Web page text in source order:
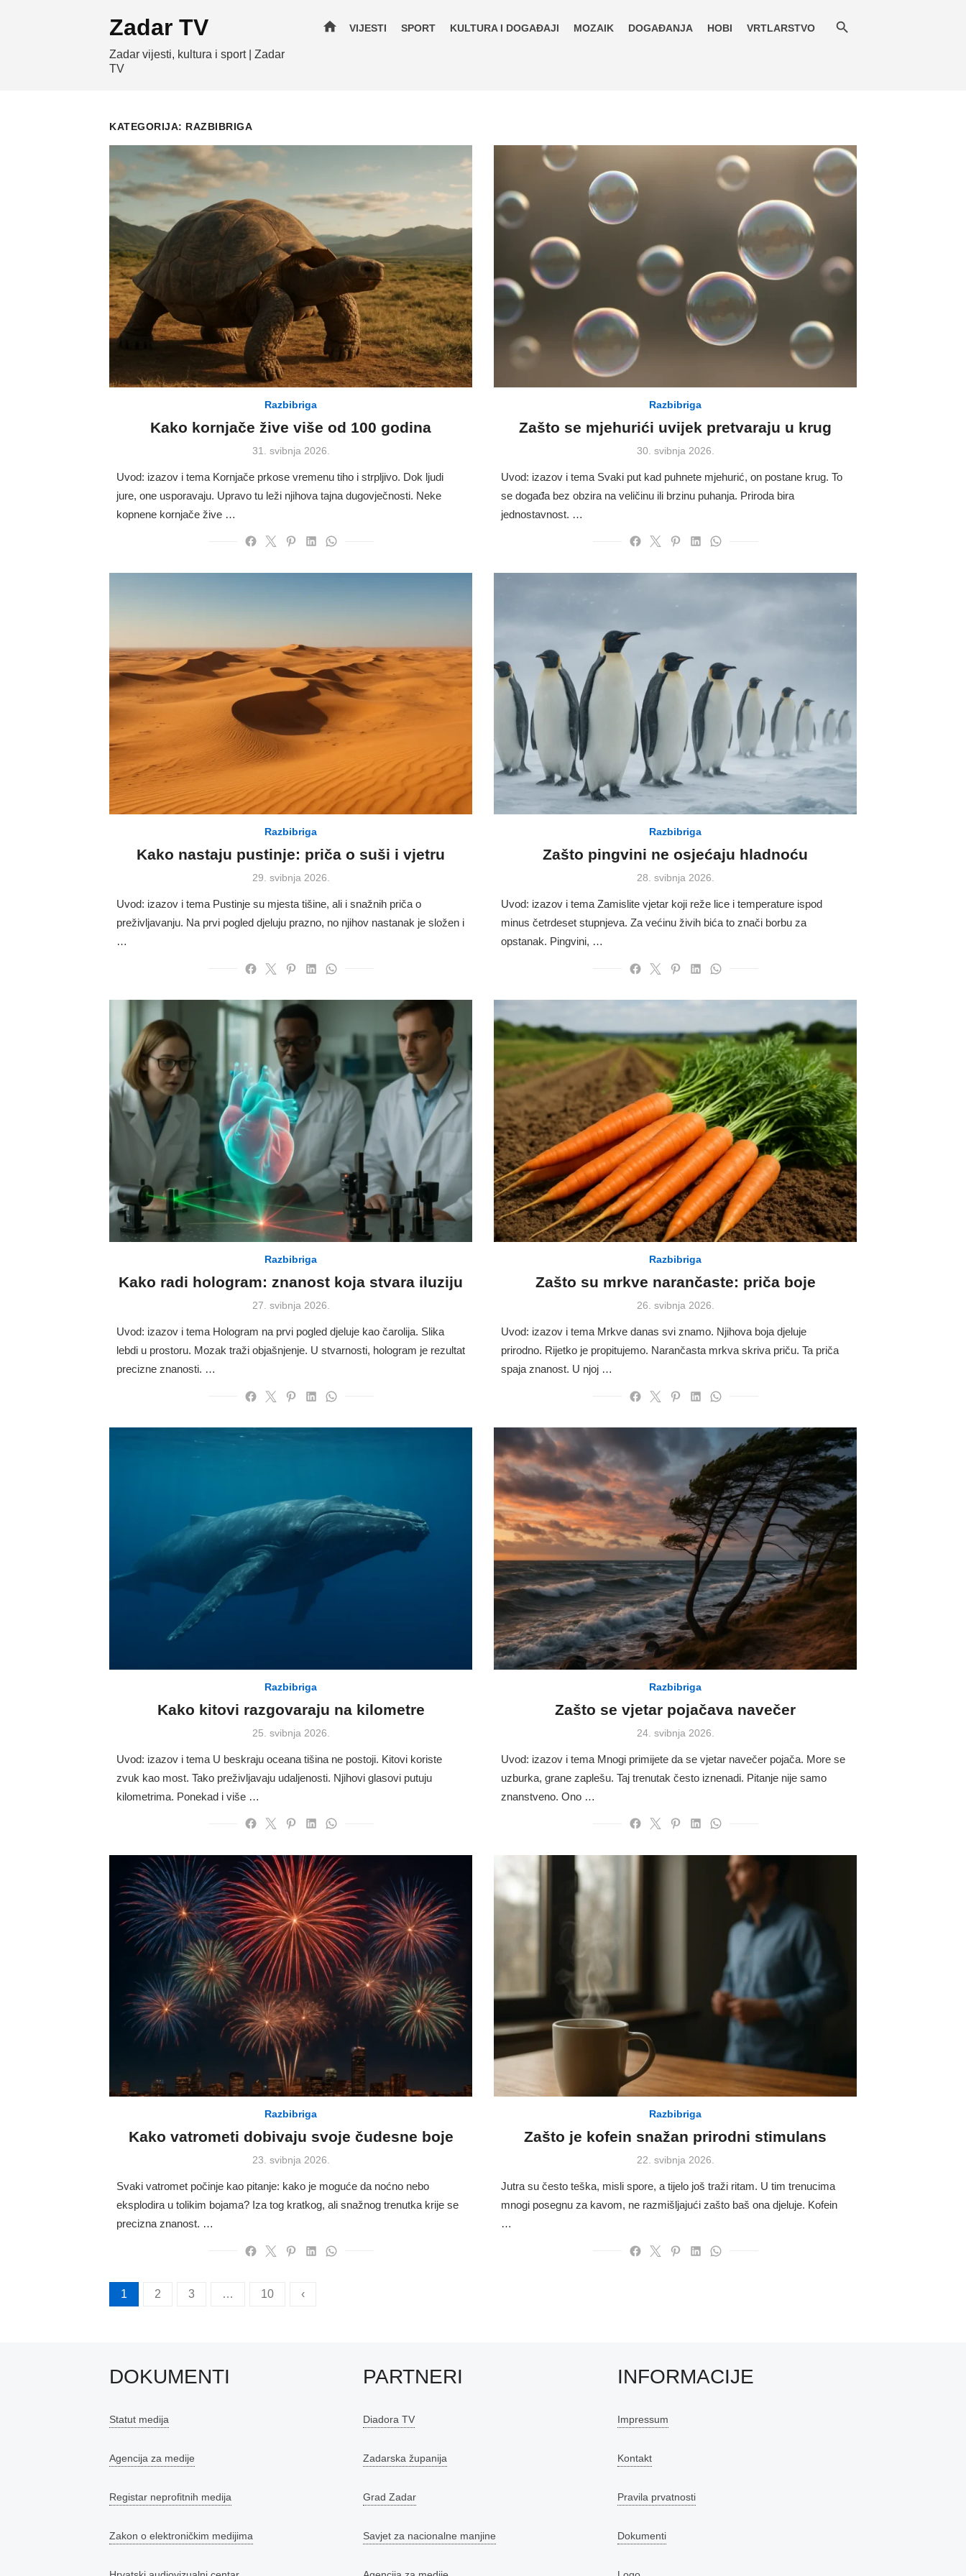
Zadar TV
Zadar vijesti, kultura i sport | Zadar
TV
home VIJESTI SPORT KULTURA I DOGAĐAJI MOZAIK DOGAĐANJA HOBI VRTLARSTVO
KATEGORIJA: RAZBIBRIGA
Razbibriga
Kako kornjače žive više od 100 godina
Posted
31. svibnja 2026.
Uvod: izazov i tema Kornjače prkose vremenu tiho i strpljivo. Dok ljudi
jure, one usporavaju. Upravo tu leži njihova tajna dugovječnosti. Neke
kopnene kornjače žive …
Razbibriga
Zašto se mjehurići uvijek pretvaraju u krug
Posted
30. svibnja 2026.
Uvod: izazov i tema Svaki put kad puhnete mjehurić, on postane krug. To
se događa bez obzira na veličinu ili brzinu puhanja. Priroda bira
jednostavnost. …
Razbibriga
Kako nastaju pustinje: priča o suši i vjetru
Posted
29. svibnja 2026.
Uvod: izazov i tema Pustinje su mjesta tišine, ali i snažnih priča o
preživljavanju. Na prvi pogled djeluju prazno, no njihov nastanak je složen i
…
Razbibriga
Zašto pingvini ne osjećaju hladnoću
Posted
28. svibnja 2026.
Uvod: izazov i tema Zamislite vjetar koji reže lice i temperature ispod
minus četrdeset stupnjeva. Za većinu živih bića to znači borbu za
opstanak. Pingvini, …
Razbibriga
Kako radi hologram: znanost koja stvara iluziju
Posted
27. svibnja 2026.
Uvod: izazov i tema Hologram na prvi pogled djeluje kao čarolija. Slika
lebdi u prostoru. Mozak traži objašnjenje. U stvarnosti, hologram je rezultat
precizne znanosti. …
Razbibriga
Zašto su mrkve narančaste: priča boje
Posted
26. svibnja 2026.
Uvod: izazov i tema Mrkve danas svi znamo. Njihova boja djeluje
prirodno. Rijetko je propitujemo. Narančasta mrkva skriva priču. Ta priča
spaja znanost. U njoj …
Razbibriga
Kako kitovi razgovaraju na kilometre
Posted
25. svibnja 2026.
Uvod: izazov i tema U beskraju oceana tišina ne postoji. Kitovi koriste
zvuk kao most. Tako preživljavaju udaljenosti. Njihovi glasovi putuju
kilometrima. Ponekad i više …
Razbibriga
Zašto se vjetar pojačava navečer
Posted
24. svibnja 2026.
Uvod: izazov i tema Mnogi primijete da se vjetar navečer pojača. More se
uzburka, grane zaplešu. Taj trenutak često iznenadi. Pitanje nije samo
znanstveno. Ono …
Razbibriga
Kako vatrometi dobivaju svoje čudesne boje
Posted
23. svibnja 2026.
Svaki vatromet počinje kao pitanje: kako je moguće da noćno nebo
eksplodira u tolikim bojama? Iza tog kratkog, ali snažnog trenutka krije se
precizna znanost. …
Razbibriga
Zašto je kofein snažan prirodni stimulans
Posted
22. svibnja 2026.
Jutra su često teška, misli spore, a tijelo još traži ritam. U tim trenucima
mnogi posegnu za kavom, ne razmišljajući zašto baš ona djeluje. Kofein
…
Brojevi
1 2 3 … 10 ‹
DOKUMENTI
Statut medija
Agencija za medije
Registar neprofitnih medija
Zakon o elektroničkim medijima
PARTNERI
Diadora TV
Zadarska županija
Grad Zadar
Savjet za nacionalne manjine
INFORMACIJE
Impressum
Kontakt
Pravila prvatnosti
Dokumenti